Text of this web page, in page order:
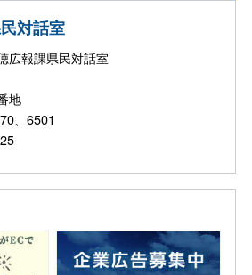
対話室
広報課県民対話室
１番地
、6501